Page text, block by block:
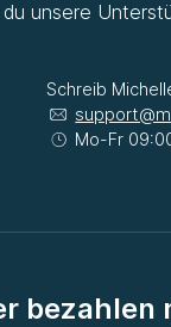
unsere
Schreib
Mo-Fr
bezahlen